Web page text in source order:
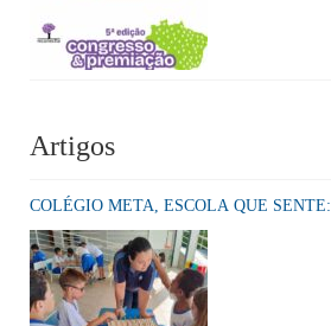
Artigos
COLÉGIO META, ESCOLA QUE SENTE: